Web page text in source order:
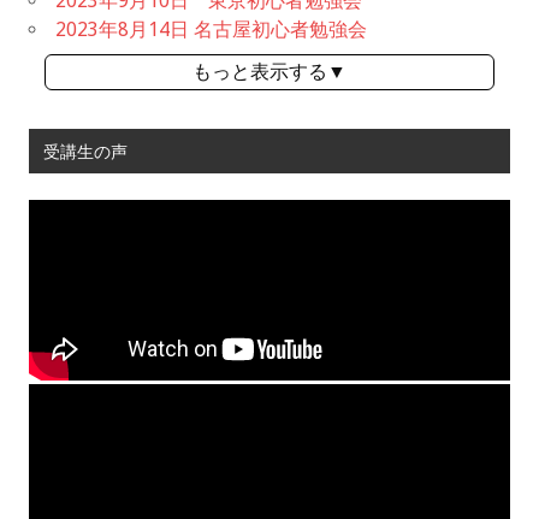
2023年8月14日 名古屋初心者勉強会
もっと表示する▼
受講生の声